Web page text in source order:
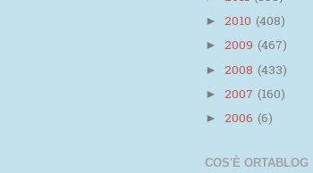
► 2010 (408)
► 2009 (467)
► 2008 (433)
► 2007 (160)
► 2006 (6)
COS'È ORTABLOG